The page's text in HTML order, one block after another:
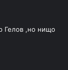
Гелов ,но нищо